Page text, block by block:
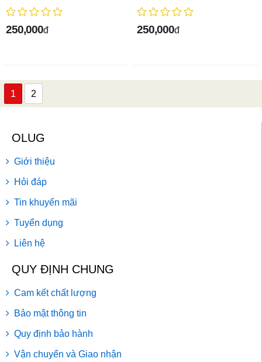
250,000đ 250,000đ
1 2
OLUG
Giới thiệu
Hỏi đáp
Tin khuyến mãi
Tuyển dụng
Liên hệ
QUY ĐỊNH CHUNG
Cam kết chất lượng
Bảo mật thông tin
Quy định bảo hành
Vận chuyển và Giao nhận